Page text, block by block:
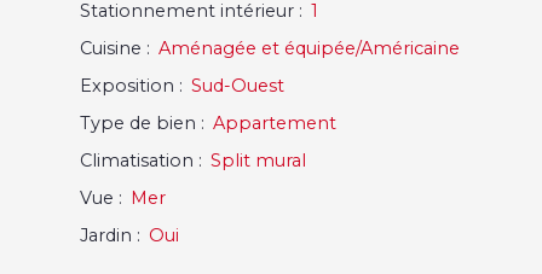
Stationnement intérieur : 1
Cuisine : Aménagée et équipée/Américaine
Exposition : Sud-Ouest
Type de bien : Appartement
Climatisation : Split mural
Vue : Mer
Jardin : Oui